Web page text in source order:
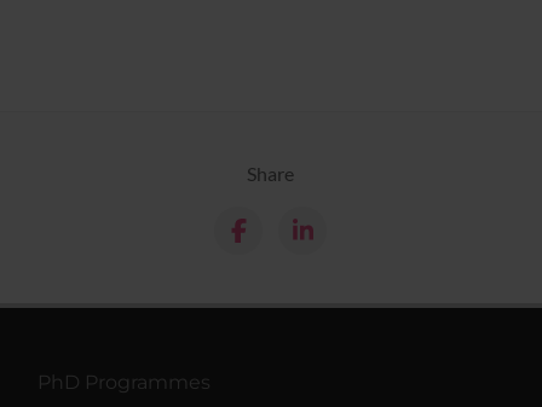
Share
PhD Programmes